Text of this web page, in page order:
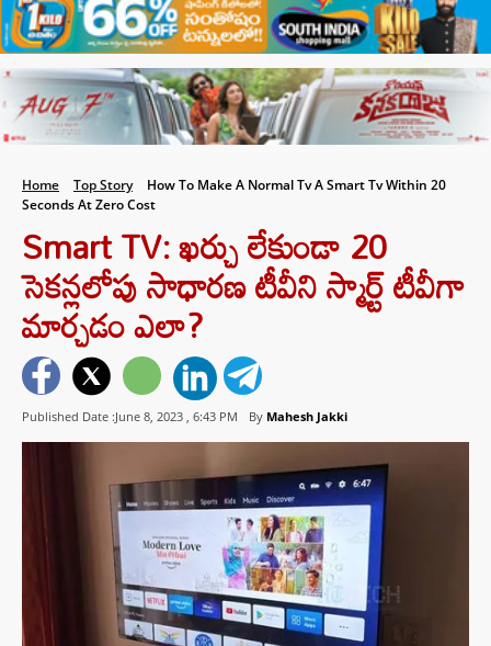
Home Top Story
How To Make A Normal Tv A Smart Tv Within 20
Seconds At Zero Cost
Smart TV: ఖర్చు లేకుండా 20
సెకన్లలోపు సాధారణ టీవీని స్మార్ట్ టీవీగా
మార్చడం ఎలా?
Published Date :June 8, 2023 , 6:43 PM By Mahesh Jakki